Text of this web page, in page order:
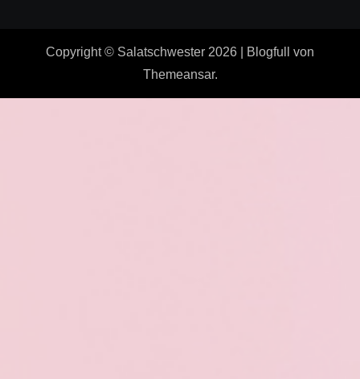
Copyright © Salatschwester 2026 Blogfull
von
Themeansar.